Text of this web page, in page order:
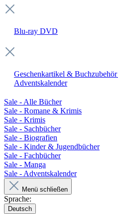
Blu-ray DVD
Geschenkartikel & Buchzubehör
Adventskalender
Sale - Alle Bücher
Sale - Romane & Krimis
Sale - Krimis
Sale - Sachbücher
Sale - Biografien
Sale - Kinder & Jugendbücher
Sale - Fachbücher
Sale - Manga
Sale - Adventskalender
Menü schließen
Sprache:
Deutsch